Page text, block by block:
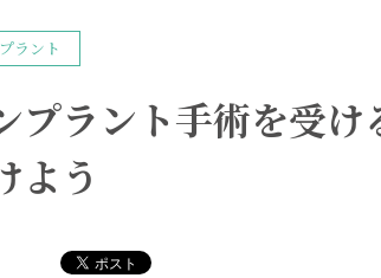
ラント
プラント手術を受
よう